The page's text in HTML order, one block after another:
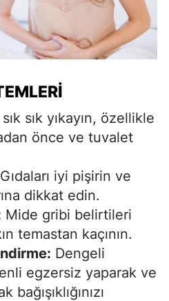
sık yıkayın, özellikle
önce ve tuvalet
Gıdaları iyi pişirin ve
dikkat edin.
Mide gribi belirtileri
temastan kaçının.
Dengeli
egzersiz yaparak ve